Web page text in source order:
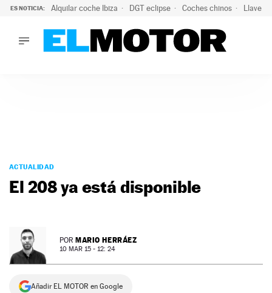
ES NOTICIA: Alquilar coche Ibiza DGT eclipse Coches chinos Llaves
PODCAST
MOTOS
MOTORTV
PREMIOS
SERVICIOS
NEWSLETTER
ACTUALIDAD
El 208 ya está disponible
POR MARIO HERRÁEZ
10 MAR 15 - 12: 24
Añadir EL MOTOR en Google